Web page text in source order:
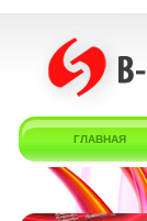
ГЛАВНАЯ